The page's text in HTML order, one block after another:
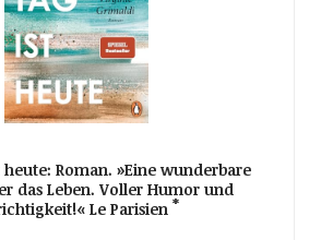
Roman. »Eine wunderbare
das Leben. Voller Humor und
Le Parisien